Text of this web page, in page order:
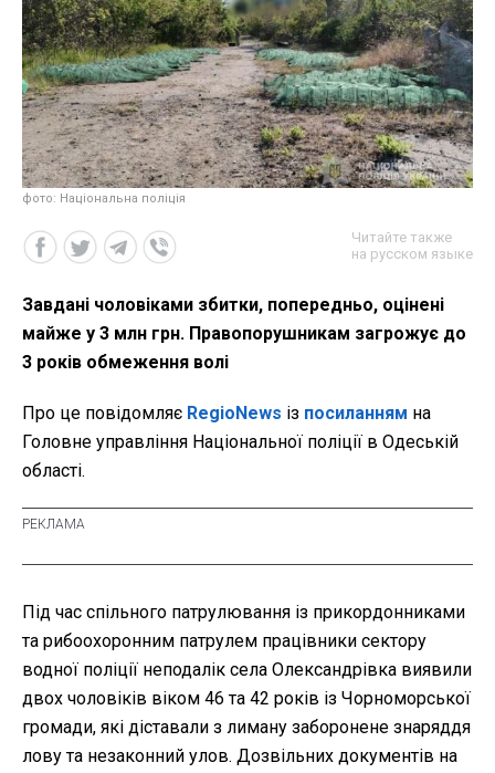
фото: Національна поліція
Читайте также
на русском языке
Завдані чоловіками збитки, попередньо, оцінені
майже у 3 млн грн. Правопорушникам загрожує до
3 років обмеження волі
Про це повідомляє RegioNews із посиланням на
Головне управління Національної поліції в Одеській
області.
Під час спільного патрулювання із прикордонниками
та рибоохоронним патрулем працівники сектору
водної поліції неподалік села Олександрівка виявили
двох чоловіків віком 46 та 42 років із Чорноморської
громади, які діставали з лиману заборонене знаряддя
лову та незаконний улов. Дозвільних документів на